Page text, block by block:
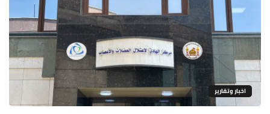
اخبار وتقارير